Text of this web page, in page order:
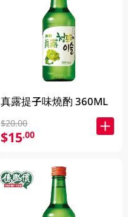
真露提子味燒酌 360ML
$20.00
$15.00